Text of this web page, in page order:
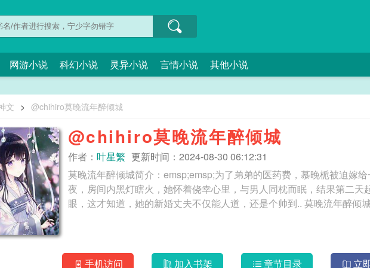
网游小说 科幻小说 灵异小说 言情小说 其他小说
文 > @chihiro莫晚流年醉倾城
@chihiro莫晚流年醉倾城
作者： 叶星繁 更新时间：2024-08-30 06:12:31
莫晚流年醉倾城简介：emsp;emsp;为了弟弟的医药费，慕晚栀被迫嫁
夜，房间内黑灯瞎火，她怀着侥幸心里，与男人同枕而眠，结果第二天
眼，这才知道，她的新婚丈夫不仅能人道，还是个帅到.. 莫晚流年醉
手机访问 加入书架 章节目录 立